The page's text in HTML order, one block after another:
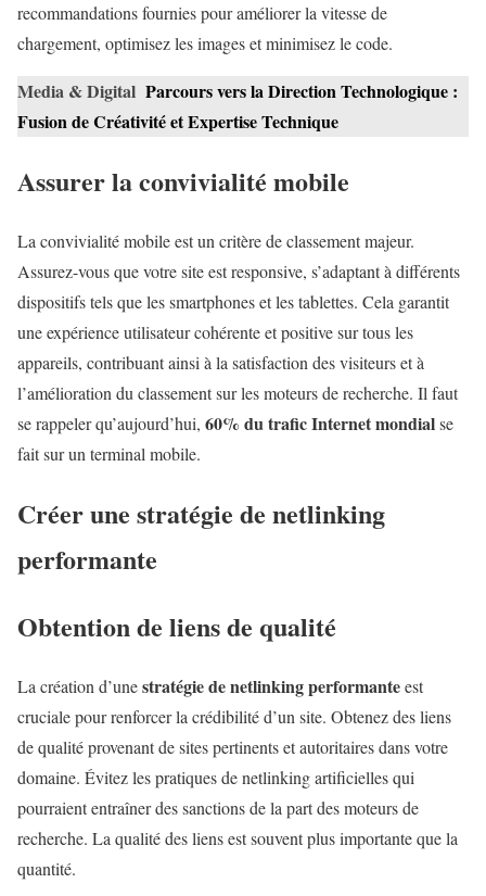
recommandations fournies pour améliorer la vitesse de
chargement, optimisez les images et minimisez le code.
Media & Digital Parcours vers la Direction Technologique :
Fusion de Créativité et Expertise Technique
Assurer la convivialité mobile
La convivialité mobile est un critère de classement majeur.
Assurez-vous que votre site est responsive, s’adaptant à différents
dispositifs tels que les smartphones et les tablettes. Cela garantit
une expérience utilisateur cohérente et positive sur tous les
appareils, contribuant ainsi à la satisfaction des visiteurs et à
l’amélioration du classement sur les moteurs de recherche. Il faut
se rappeler qu’aujourd’hui, 60% du trafic Internet mondialse
fait sur un terminal mobile.
Créer une stratégie de netlinking
performante
Obtention de liens de qualité
La création d’unestratégie de netlinking performanteest
cruciale pour renforcer la crédibilité d’un site. Obtenez des liens
de qualité provenant de sites pertinents et autoritaires dans votre
domaine. Évitez les pratiques de netlinking artificielles qui
pourraient entraîner des sanctions de la part des moteurs de
recherche. La qualité des liens est souvent plus importante que la
quantité.